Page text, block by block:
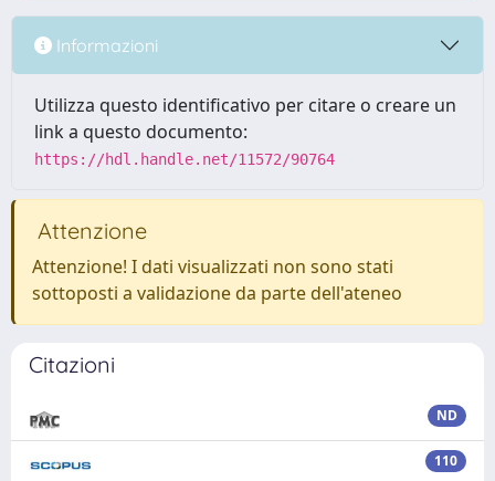
Informazioni
Utilizza questo identificativo per citare o creare un
link a questo documento:
https://hdl.handle.net/11572/90764
Attenzione
Attenzione! I dati visualizzati non sono stati
sottoposti a validazione da parte dell'ateneo
Citazioni
ND
110